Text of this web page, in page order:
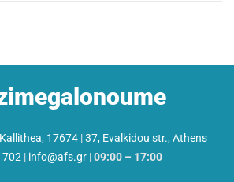
17674 |37, Evalkidou str., Athens
702 | info@afs.gr|09:00 – 17:00